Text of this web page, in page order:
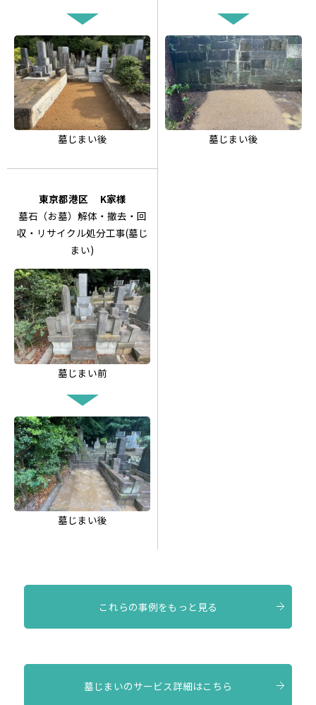
墓じまい後 墓じまい後
東京都港区 K家様
墓石（お墓）解体・撤去・回
収・リサイクル処分工事(墓じ
まい)
墓じまい前
墓じまい後
これらの事例をもっと見る
墓じまいのサービス詳細はこちら